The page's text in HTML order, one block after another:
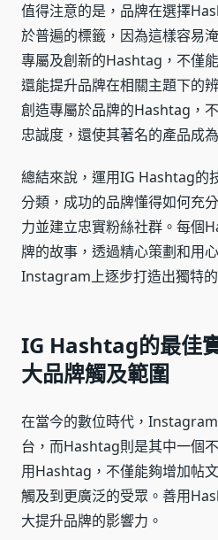
值得注意的是，品牌在選擇
於普遍的標籤，因為這樣容易
專屬及創新的Hashtag，不僅
還能提升品牌在相關主題下的
創造專屬於品牌的Hashtag，
忠誠度，還使其著名的產品成
總結來說，運用IG Hashtag的
分類，成功的品牌懂得如何充
力並建立忠實粉絲社群。每個
牌的故事，透過精心策劃和用
Instagram上逐步打造出獨特
IG Hashtag的最佳
大品牌觸及範圍
在當今的數位時代，
台，而Hashtag則是其中一個
用Hashtag，不僅能夠增加帖
觸及到更廣泛的受眾。善用
大提升品牌的影響力。